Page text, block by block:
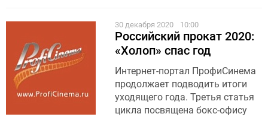
30 декабря 2020 10:00
Российский прокат 2020:
«Холоп» спас год
Интернет-портал ПрофиСинема
продолжает подводить итоги
уходящего года. Третья статья
цикла посвящена бокс-офису